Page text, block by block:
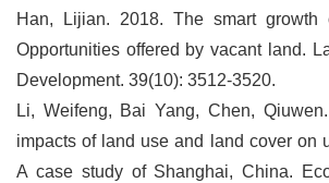
Han, Lijian. 2018. The smart growth
Opportunities offered by vacant land.
Development. 39(10): 3512-3520.
Li, Weifeng, Bai Yang, Chen,
impacts of land use and land cover on
A case study of Shanghai, China.